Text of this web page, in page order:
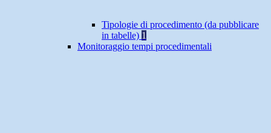
Tipologie di procedimento (da pubblicare
in tabelle) 1
Monitoraggio tempi procedimentali